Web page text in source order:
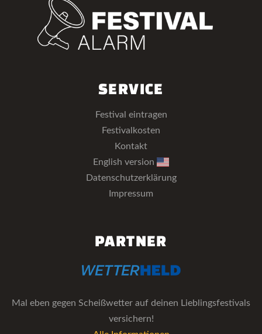
SERVICE
Festival eintragen
Festivalkosten
Kontakt
English version
Datenschutzerklärung
Impressum
PARTNER
Mal eben gegen Scheißwetter auf deinen Lieblingsfestivals
versichern!